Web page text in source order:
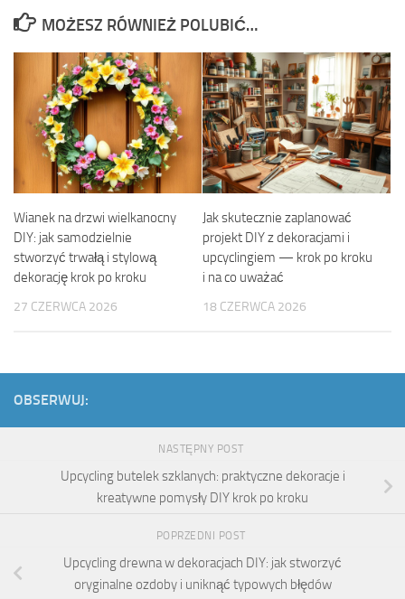
MOŻESZ RÓWNIEŻ POLUBIĆ…
Wianek na drzwi wielkanocny
DIY: jak samodzielnie
stworzyć trwałą i stylową
dekorację krok po kroku
27 CZERWCA 2026
Jak skutecznie zaplanować
projekt DIY z dekoracjami i
upcyclingiem — krok po kroku
i na co uważać
18 CZERWCA 2026
OBSERWUJ:
NASTĘPNY POST
Upcycling butelek szklanych: praktyczne dekoracje i
kreatywne pomysły DIY krok po kroku
POPRZEDNI POST
Upcycling drewna w dekoracjach DIY: jak stworzyć
oryginalne ozdoby i uniknąć typowych błędów